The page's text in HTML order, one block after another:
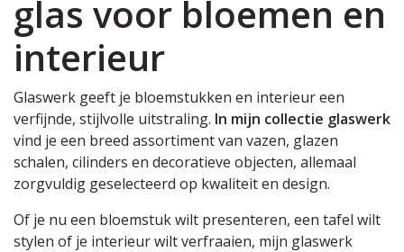
glas voor bloemen en
interieur
Glaswerk geeft je bloemstukken en interieur een
verfijnde, stijlvolle uitstraling. In mijn collectie glaswerk
vind je een breed assortiment van vazen, glazen
schalen, cilinders en decoratieve objecten, allemaal
zorgvuldig geselecteerd op kwaliteit en design.
Of je nu een bloemstuk wilt presenteren, een tafel wilt
stylen of je interieur wilt verfraaien, mijn glaswerk